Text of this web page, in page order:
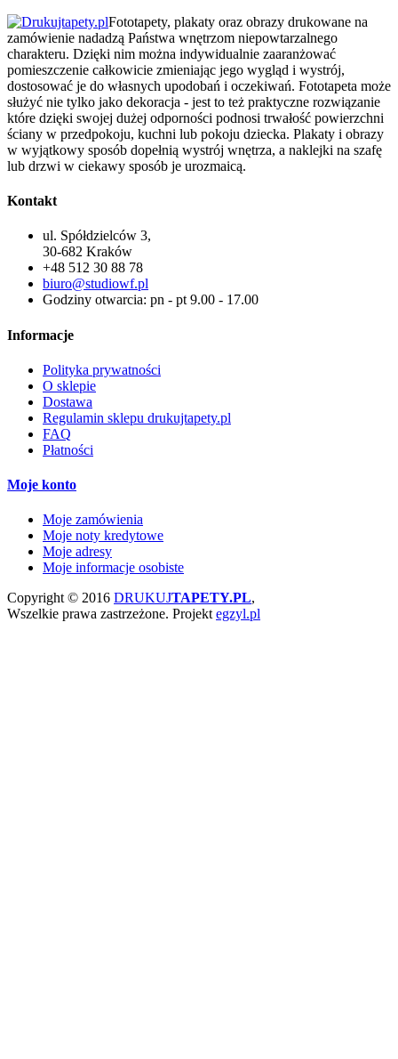
Fototapety, plakaty oraz obrazy drukowane na
zamówienie nadadzą Państwa wnętrzom niepowtarzalnego
charakteru. Dzięki nim można indywidualnie zaaranżować
pomieszczenie całkowicie zmieniając jego wygląd i wystrój,
dostosować je do własnych upodobań i oczekiwań. Fototapeta może
służyć nie tylko jako dekoracja - jest to też praktyczne rozwiązanie
które dzięki swojej dużej odporności podnosi trwałość powierzchni
ściany w przedpokoju, kuchni lub pokoju dziecka. Plakaty i obrazy
w wyjątkowy sposób dopełnią wystrój wnętrza, a naklejki na szafę
lub drzwi w ciekawy sposób je urozmaicą.
Kontakt
ul. Spółdzielców 3,
30-682 Kraków
+48 512 30 88 78
biuro@studiowf.pl
Godziny otwarcia: pn - pt 9.00 - 17.00
Informacje
Polityka prywatności
O sklepie
Dostawa
Regulamin sklepu drukujtapety.pl
FAQ
Płatności
Moje konto
Moje zamówienia
Moje noty kredytowe
Moje adresy
Moje informacje osobiste
Copyright © 2016 DRUKUJTAPETY.PL,
Wszelkie prawa zastrzeżone. Projekt egzyl.pl